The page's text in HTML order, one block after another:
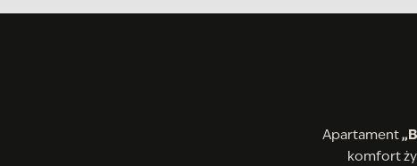
Apartament
komfort